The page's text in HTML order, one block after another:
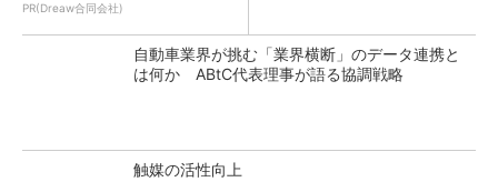
PR(Dreaw合同会社)
自動車業界が挑む「業界横断」のデータ連携と
は何か ABtC代表理事が語る協調戦略
触媒の活性向上